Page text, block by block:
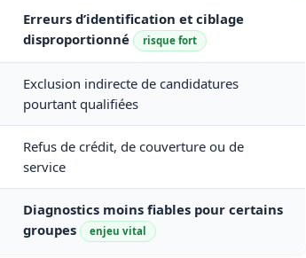
Erreurs d’identification et ciblage
disproportionné
risque fort
Exclusion indirecte de candidatures
pourtant qualifiées
Refus de crédit, de couverture ou de
service
Diagnostics moins fiables pour certains
groupes
enjeu vital